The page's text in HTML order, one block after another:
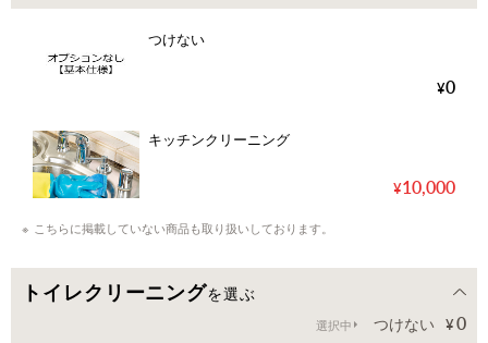
つけない
0
キッチンクリーニング
10,000
こちらに掲載していない商品も取り扱いしております。
トイレクリーニングを選ぶ
選択中 つけない 0